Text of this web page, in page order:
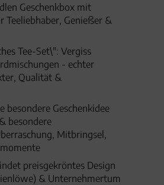
Geschenkbox mit
Teeliebhaber, Genießer &
Tee-Set\": Vergiss
- echter
Qualität &
besondere Geschenkidee
besondere
Mitbringsel,
preisgekröntes Design
& Unternehmertum